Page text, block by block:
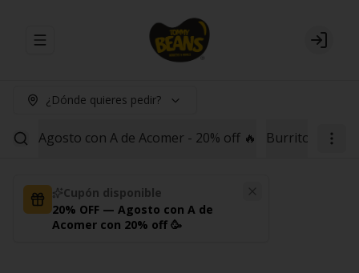
Abrir menu de navegación Login
¿Dónde quieres pedir?
Agosto con A de Acomer - 20% off 🔥 Burritos Red
Cupón disponible
20% OFF — Agosto con A de
Acomer con 20% off 🥳